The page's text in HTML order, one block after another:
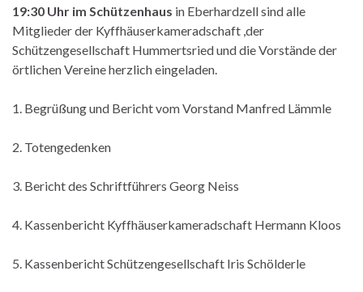
19:30 Uhr im Schützenhaus in Eberhardzell sind alle
Mitglieder der Kyffhäuserkameradschaft ,der
Schützengesellschaft Hummertsried und die Vorstände der
örtlichen Vereine herzlich eingeladen.
1. Begrüßung und Bericht vom Vorstand Manfred Lämmle
2. Totengedenken
3. Bericht des Schriftführers Georg Neiss
4. Kassenbericht Kyffhäuserkameradschaft Hermann Kloos
5. Kassenbericht Schützengesellschaft Iris Schölderle